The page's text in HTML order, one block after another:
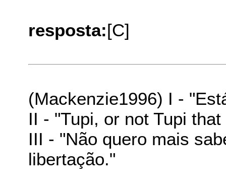
resposta:[C]
(Mackenzie1996) I -
II - "Tupi, or not Tupi
III - "Não quero mais
libertação."